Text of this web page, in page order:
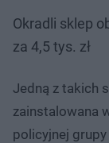
Okradli sklep
za 4,5 tys. zł
Jedną z takich
zainstalowana
policyjnej grupy